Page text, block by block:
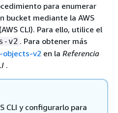
para enumerar
bucket mediante la AWS
CLI). Para ello, utilice el
v2 . Para obtener más
objects-v2 en la Referencia
.
CLI y configurarlo para